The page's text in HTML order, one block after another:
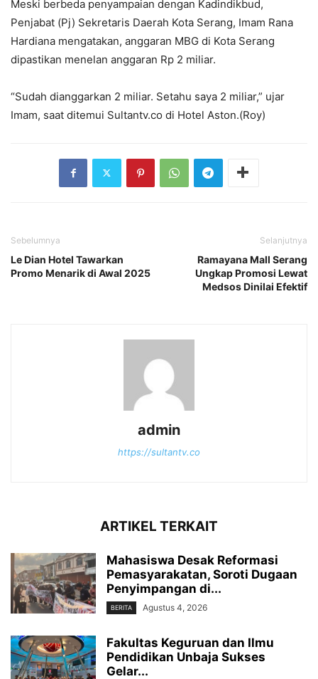
Meski berbeda penyampaian dengan Kadindikbud,
Penjabat (Pj) Sekretaris Daerah Kota Serang, Imam Rana
Hardiana mengatakan, anggaran MBG di Kota Serang
dipastikan menelan anggaran Rp 2 miliar.
“Sudah dianggarkan 2 miliar. Setahu saya 2 miliar,” ujar
Imam, saat ditemui Sultantv.co di Hotel Aston.(Roy)
Sebelumnya
Le Dian Hotel Tawarkan
Promo Menarik di Awal 2025
Selanjutnya
Ramayana Mall Serang
Ungkap Promosi Lewat
Medsos Dinilai Efektif
admin
https://sultantv.co
ARTIKEL TERKAIT
Mahasiswa Desak Reformasi
Pemasyarakatan, Soroti Dugaan
Penyimpangan di...
BERITA Agustus 4, 2026
Fakultas Keguruan dan Ilmu
Pendidikan Unbaja Sukses
Gelar...